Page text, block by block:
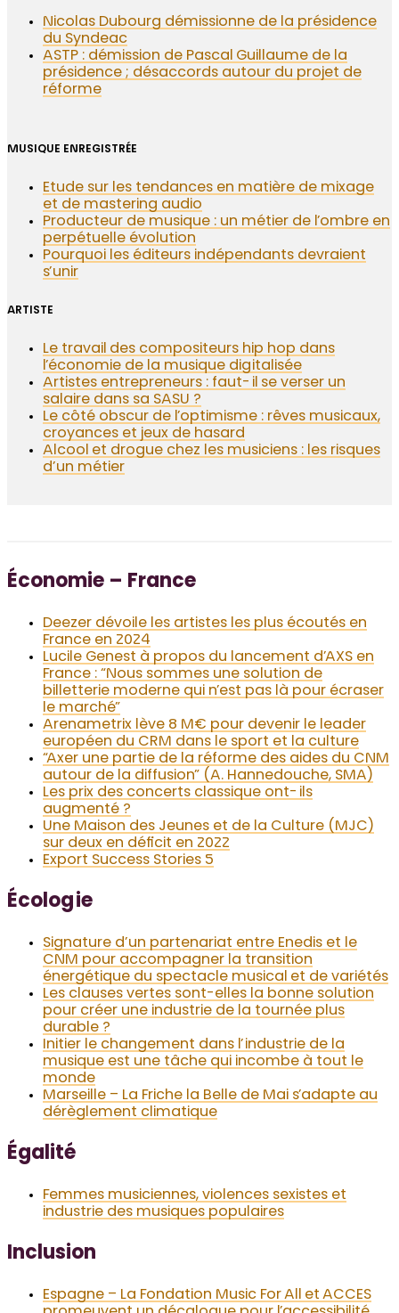
Nicolas Dubourg démissionne de la présidence
du Syndeac
ASTP : démission de Pascal Guillaume de la
présidence ; désaccords autour du projet de
réforme
MUSIQUE ENREGISTRÉE
Etude sur les tendances en matière de mixage
et de mastering audio
Producteur de musique : un métier de l’ombre en
perpétuelle évolution
Pourquoi les éditeurs indépendants devraient
s’unir
ARTISTE
Le travail des compositeurs hip hop dans
l’économie de la musique digitalisée
Artistes entrepreneurs : faut-il se verser un
salaire dans sa SASU ?
Le côté obscur de l’optimisme : rêves musicaux,
croyances et jeux de hasard
Alcool et drogue chez les musiciens : les risques
d’un métier
Économie – France
Deezer dévoile les artistes les plus écoutés en
France en 2024
Lucile Genest à propos du lancement d’AXS en
France : “Nous sommes une solution de
billetterie moderne qui n’est pas là pour écraser
le marché”
Arenametrix lève 8 M€ pour devenir le leader
européen du CRM dans le sport et la culture
“Axer une partie de la réforme des aides du CNM
autour de la diffusion” (A. Hannedouche, SMA)
Les prix des concerts classique ont-ils
augmenté ?
Une Maison des Jeunes et de la Culture (MJC)
sur deux en déficit en 2022
Export Success Stories 5
Écologie
Signature d’un partenariat entre Enedis et le
CNM pour accompagner la transition
énergétique du spectacle musical et de variétés
Les clauses vertes sont-elles la bonne solution
pour créer une industrie de la tournée plus
durable ?
Initier le changement dans l’industrie de la
musique est une tâche qui incombe à tout le
monde
Marseille – La Friche la Belle de Mai s’adapte au
dérèglement climatique
Égalité
Femmes musiciennes, violences sexistes et
industrie des musiques populaires
Inclusion
Espagne – La Fondation Music For All et ACCES